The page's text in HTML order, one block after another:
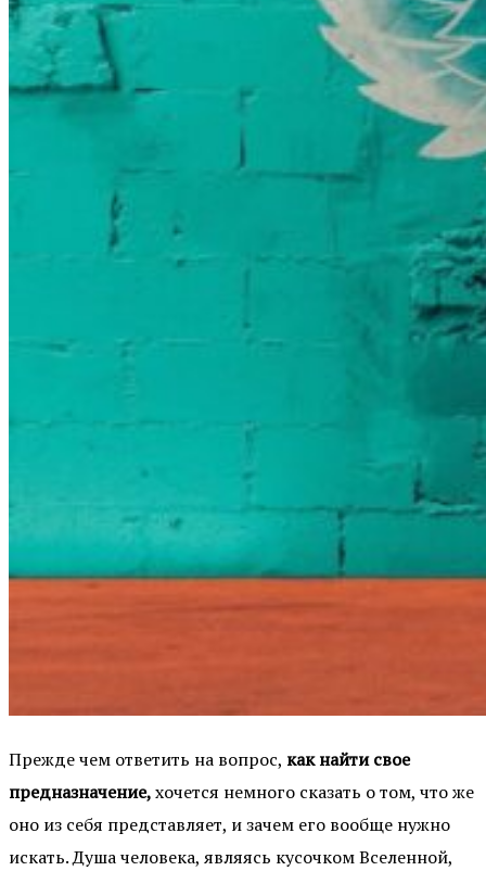
Прежде чем ответить на вопрос, как найти свое
предназначение,хочется немного сказать о том, что же
оно из себя представляет, и зачем его вообще нужно
искать. Душа человека, являясь кусочком Вселенной,